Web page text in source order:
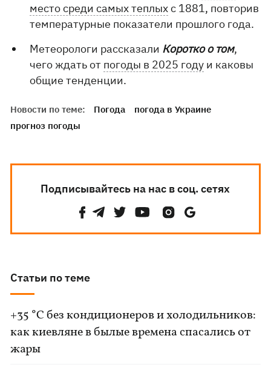
место среди самых теплыхс 1881, повторив
температурные показатели прошлого года.
Метеорологи рассказали Коротко о том,
чего ждать от погоды в 2025 году и каковы
общие тенденции.
Новости по теме: Погода
погода в Украине
прогноз погоды
Подписывайтесь на нас в соц. сетях
Статьи по теме
+35 °C без кондиционеров и холодильников:
как киевляне в былые времена спасались от
жары